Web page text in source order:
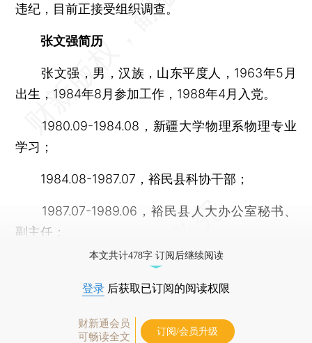
违纪，目前正接受组织调查。
张文强简历
张文强，男，汉族，山东平度人，1963年5月
出生，1984年8月参加工作，1988年4月入党。
1980.09-1984.08，新疆大学物理系物理专业
学习；
1984.08-1987.07，裕民县科协干部；
1987.07-1989.06，裕民县人大办公室秘书、
副主任；
本文共计478字 订阅后继续阅读
登录 后获取已订阅的阅读权限
财新通会员
可畅读全文
订阅/会员升级